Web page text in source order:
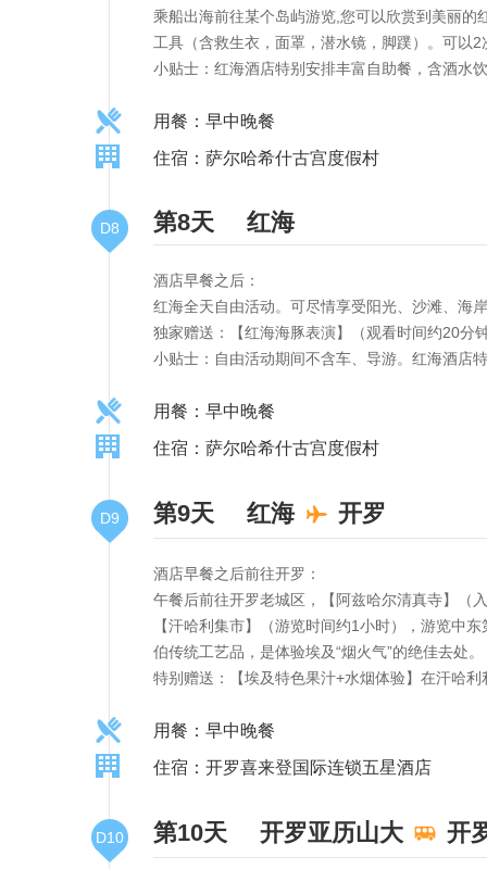
乘船出海前往某个岛屿游览,您可以欣赏到美丽
工具（含救生衣，面罩，潜水镜，脚蹼）。可以
小贴士：红海酒店特别安排丰富自助餐，含酒水
用餐：早中晚餐
住宿：萨尔哈希什古宫度假村
D8 第8天 红海
酒店早餐之后：
红海全天自由活动。可尽情享受阳光、沙滩、海
独家赠送：【红海海豚表演】（观看时间约20分
小贴士：自由活动期间不含车、导游。红海酒店
用餐：早中晚餐
住宿：萨尔哈希什古宫度假村
D9 第9天 红海 开罗
酒店早餐之后前往开罗：
午餐后前往开罗老城区，【阿兹哈尔清真寺】（
【汗哈利集市】（游览时间约1小时），游览中
伯传统工艺品，是体验埃及“烟火气”的绝佳去处。
特别赠送：【埃及特色果汁+水烟体验】在汗哈
用餐：早中晚餐
住宿：开罗喜来登国际连锁五星酒店
D10 第10天 开罗亚历山大 开